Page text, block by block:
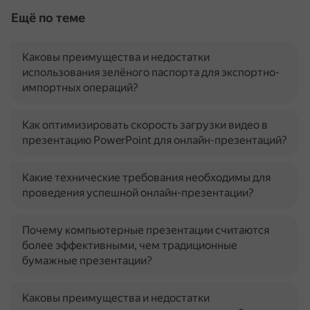
Ещё по теме
Каковы преимущества и недостатки
использования зелёного паспорта для экспортно-
импортных операций?
Как оптимизировать скорость загрузки видео в
презентацию PowerPoint для онлайн-презентаций?
Какие технические требования необходимы для
проведения успешной онлайн-презентации?
Почему компьютерные презентации считаются
более эффективными, чем традиционные
бумажные презентации?
Каковы преимущества и недостатки